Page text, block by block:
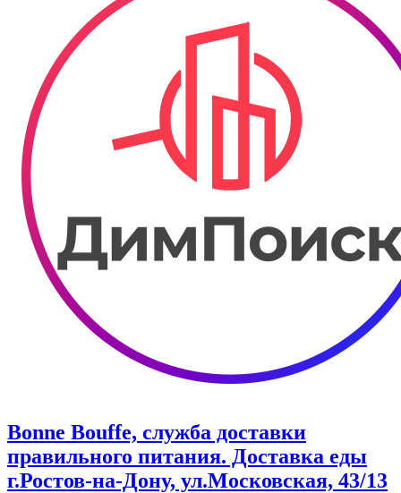
Bonne Bouffe, служба доставки
правильного питания. Доставка еды
г.Ростов-на-Дону, ул.Московская, 43/13